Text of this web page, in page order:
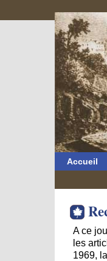
Accueil
A ce
les
1969,